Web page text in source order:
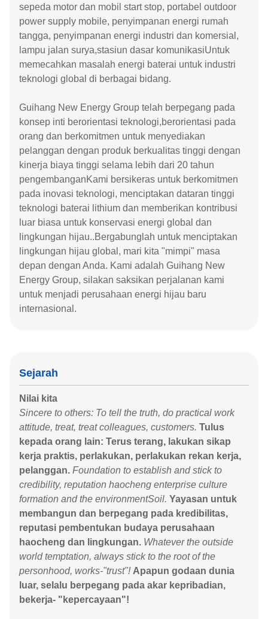
sepeda motor dan mobil start stop, portabel outdoor
power supply mobile, penyimpanan energi rumah
tangga, penyimpanan energi industri dan komersial,
lampu jalan surya,stasiun dasar komunikasiUntuk
memecahkan masalah energi baterai untuk industri
teknologi global di berbagai bidang.
Guihang New Energy Group telah berpegang pada
konsep inti berorientasi teknologi,berorientasi pada
orang dan berkomitmen untuk menyediakan
pelanggan dengan produk berkualitas tinggi dengan
kinerja biaya tinggi selama lebih dari 20 tahun
pengembanganKami bersikeras untuk berkomitmen
pada inovasi teknologi, menciptakan dataran tinggi
teknologi baterai lithium dan memberikan kontribusi
luar biasa untuk konservasi energi global dan
lingkungan hijau..Bergabunglah untuk menciptakan
lingkungan hijau global, mari kita "mimpi" masa
depan dengan Anda. Kami adalah Guihang New
Energy Group, silakan saksikan perjalanan kami
untuk menjadi perusahaan energi hijau baru
internasional.
Sejarah
Nilai kita
Sincere to others: To tell the truth, do practical work
attitude, treat, treat colleagues, customers. Tulus
kepada orang lain: Terus terang, lakukan sikap
kerja praktis, perlakukan, perlakukan rekan kerja,
pelanggan. Foundation to establish and stick to
credibility, reputation haocheng enterprise culture
formation and the environmentSoil. Yayasan untuk
membangun dan berpegang pada kredibilitas,
reputasi pembentukan budaya perusahaan
haocheng dan lingkungan. Whatever the outside
world temptation, always stick to the root of the
personhood, works-"trust"! Apapun godaan dunia
luar, selalu berpegang pada akar kepribadian,
bekerja- "kepercayaan"!